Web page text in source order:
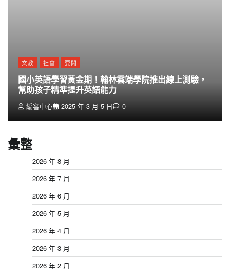
文教 社會 要聞
國小英語學習黃金期！翰林雲端學院推出線上測驗，
幫助孩子精準提升英語能力
編審中心 2025 年 3 月 5 日 0
彙整
2026 年 8 月
2026 年 7 月
2026 年 6 月
2026 年 5 月
2026 年 4 月
2026 年 3 月
2026 年 2 月